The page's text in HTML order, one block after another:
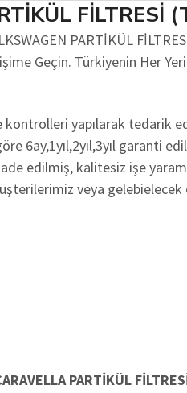
PARTİKÜL
Geçin. Türkiyenin Her
kontrolleri yapılarak
6ay,1yıl,2yıl,3yıl garanti
edilmiş, kalitesiz işe
veya
PARTİKÜL